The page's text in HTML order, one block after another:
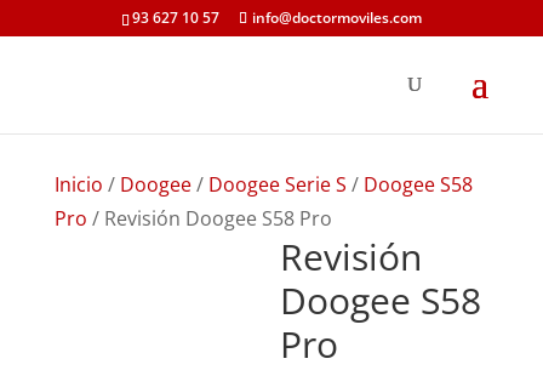
93 627 10 57 info@doctormoviles.com
Inicio / Doogee/ Doogee Serie S / Doogee S58
Pro / Revisión Doogee S58 Pro
Revisión
Doogee S58
Pro